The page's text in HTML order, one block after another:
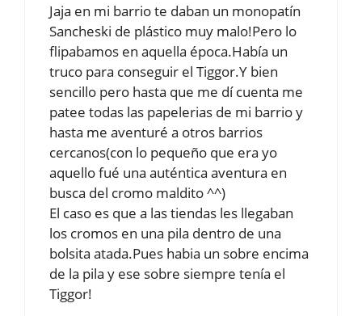
Jaja en mi barrio te daban un monopatín
Sancheski de plástico muy malo!Pero lo
flipabamos en aquella época.Había un
truco para conseguir el Tiggor.Y bien
sencillo pero hasta que me dí cuenta me
patee todas las papelerias de mi barrio y
hasta me aventuré a otros barrios
cercanos(con lo pequeño que era yo
aquello fué una auténtica aventura en
busca del cromo maldito ^^)
El caso es que a las tiendas les llegaban
los cromos en una pila dentro de una
bolsita atada.Pues habia un sobre encima
de la pila y ese sobre siempre tenía el
Tiggor!